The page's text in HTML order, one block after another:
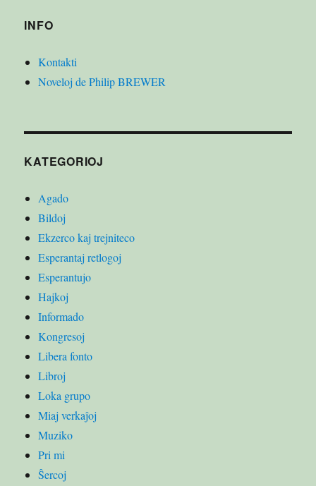
INFO
Kontakti
Noveloj de Philip BREWER
KATEGORIOJ
Agado
Bildoj
Ekzerco kaj trejniteco
Esperantaj retlogoj
Esperantujo
Hajkoj
Informado
Kongresoj
Libera fonto
Libroj
Loka grupo
Miaj verkaĵoj
Muziko
Pri mi
Ŝercoj